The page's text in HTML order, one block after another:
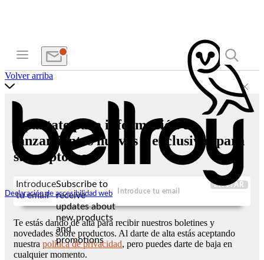
Declaración de accesibilidad web
Volver arriba
Apúntate para información de
lanzamientos nuevos y exclusivas para
suscriptores
Introduce
tu email
Subscribe to
receive
updates about
new products
and
promotions
ENVIAR
Te estás dando de alta para recibir nuestros boletines y
novedades sobre productos. Al darte de alta estás aceptando
nuestra política de privacidad, pero puedes darte de baja en
cualquier momento.